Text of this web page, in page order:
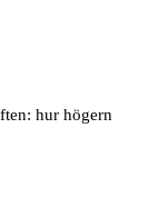
hur högern